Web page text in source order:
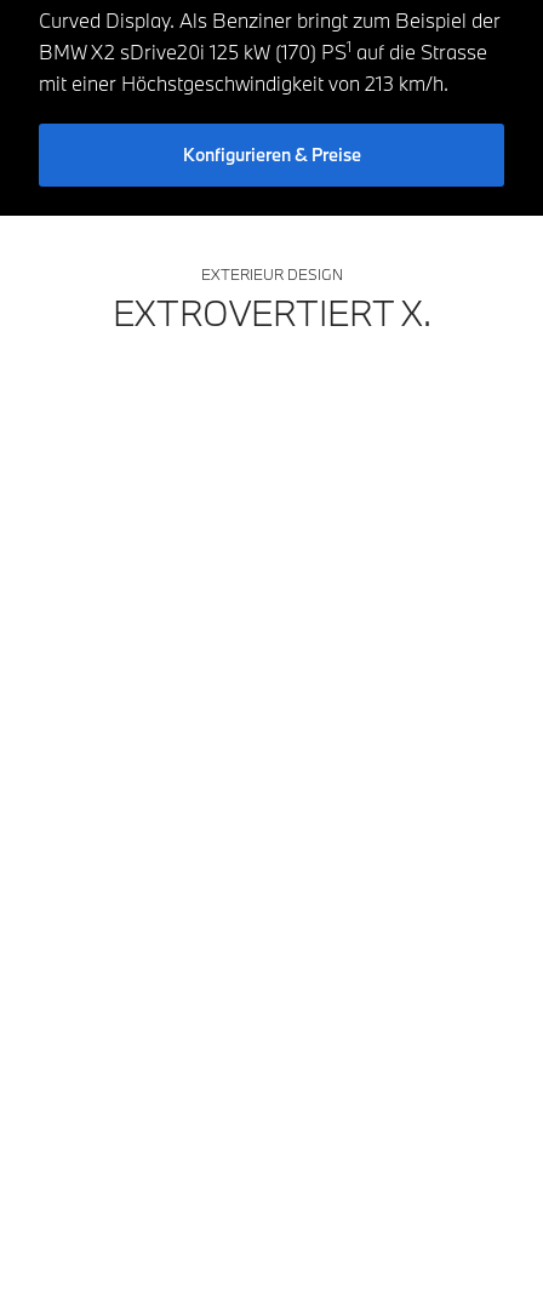
Curved Display. Als Benziner bringt zum Beispiel der
BMW X2 sDrive20i 125 kW (170) PS1 auf die Strasse
mit einer Höchstgeschwindigkeit von 213 km/h.
Konfigurieren & Preise
EXTERIEUR DESIGN
EXTROVERTIERT X.